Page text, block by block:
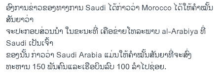
ອົງການຂ່າວຂອງທາງການ Saudi ໄດ້ກ່າວວ່າ Morocco ໄດ້ໃຫ້ຄຳໝັ້ນ
ສັນຍາວ່າ
ຈະປະກອບສ່ວນນຳ ໃນຂະນະທີ່ ເຄືອຂ່າຍໂທລະພາບ al-Arabiya ທີ່
Saudi ເປັນເຈົ້າ
ຂອງນັ້ນ ກ່າວວ່າ Saudi Arabia ແມ່ນໃຫ້ຄຳໝັ້ນສັນຍາທີ່ຈະສົ່ງ
ທະຫານ 150 ພັນຄົນ​ແລະເຮືອບິນລົບ 100 ລຳໄປຊ່ອຍ.